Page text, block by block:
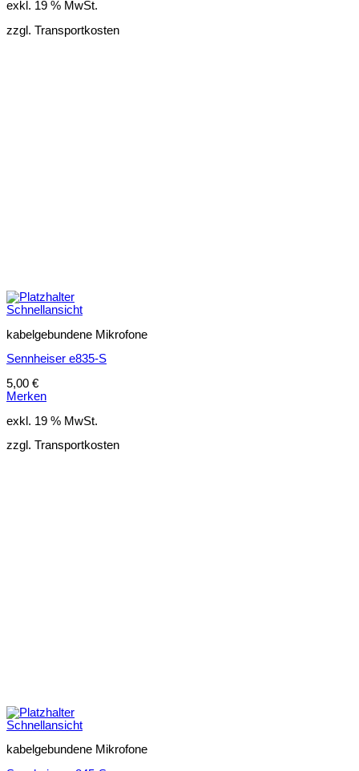
exkl. 19 % MwSt.
zzgl. Transportkosten
Schnellansicht
kabelgebundene Mikrofone
Sennheiser e835-S
5,00 €
Merken
exkl. 19 % MwSt.
zzgl. Transportkosten
Schnellansicht
kabelgebundene Mikrofone